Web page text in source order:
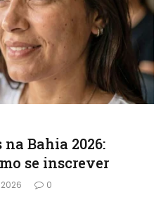
Bahia 2026:
se inscrever
0